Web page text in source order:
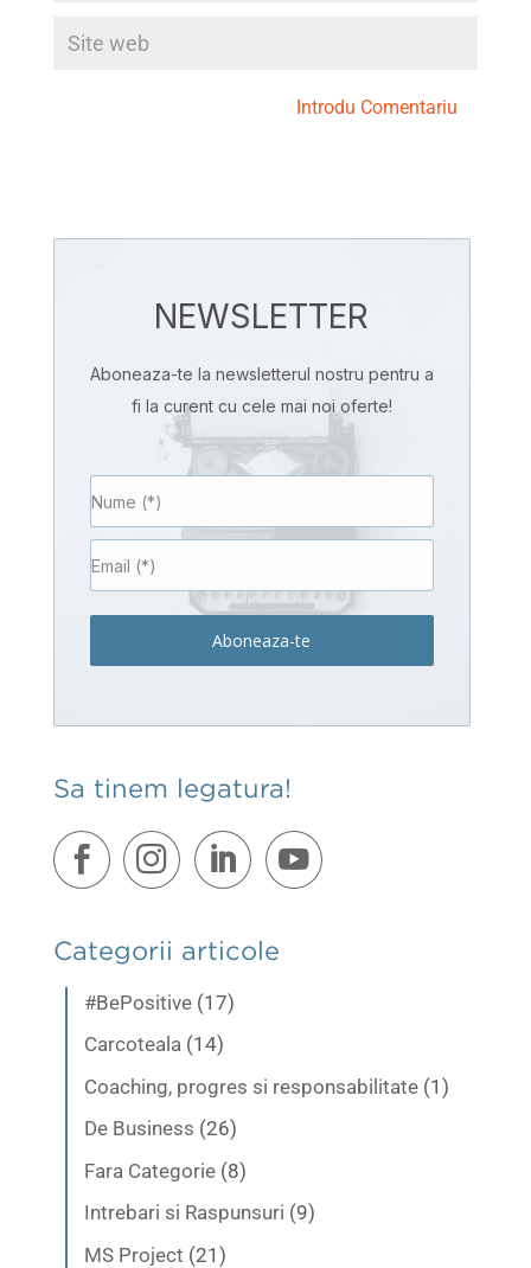
Introdu Comentariu
NEWSLETTER
Aboneaza-te la newsletterul nostru pentru a
fi la curent cu cele mai noi oferte!
Aboneaza-te
Sa tinem legatura!
Categorii articole
#BePositive (17)
Carcoteala (14)
Coaching, progres si responsabilitate (1)
De Business (26)
Fara Categorie (8)
Intrebari si Raspunsuri (9)
MS Project (21)